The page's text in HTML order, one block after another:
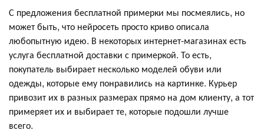
С предложения бесплатной примерки мы посмеялись, но
может быть, что нейросеть просто криво описала
любопытную идею. В некоторых интернет-магазинах есть
услуга бесплатной доставки с примеркой. То есть,
покупатель выбирает несколько моделей обуви или
одежды, которые ему понравились на картинке. Курьер
привозит их в разных размерах прямо на дом клиенту, а тот
примеряет их и выбирает те, которые подошли лучше
всего.